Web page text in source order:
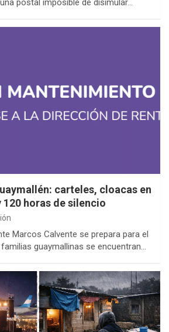
postal imposible de disimular…
carteles, cloacas en
horas de silencio
Marcos Calvente se prepara para el
guaymallinas se encuentran…